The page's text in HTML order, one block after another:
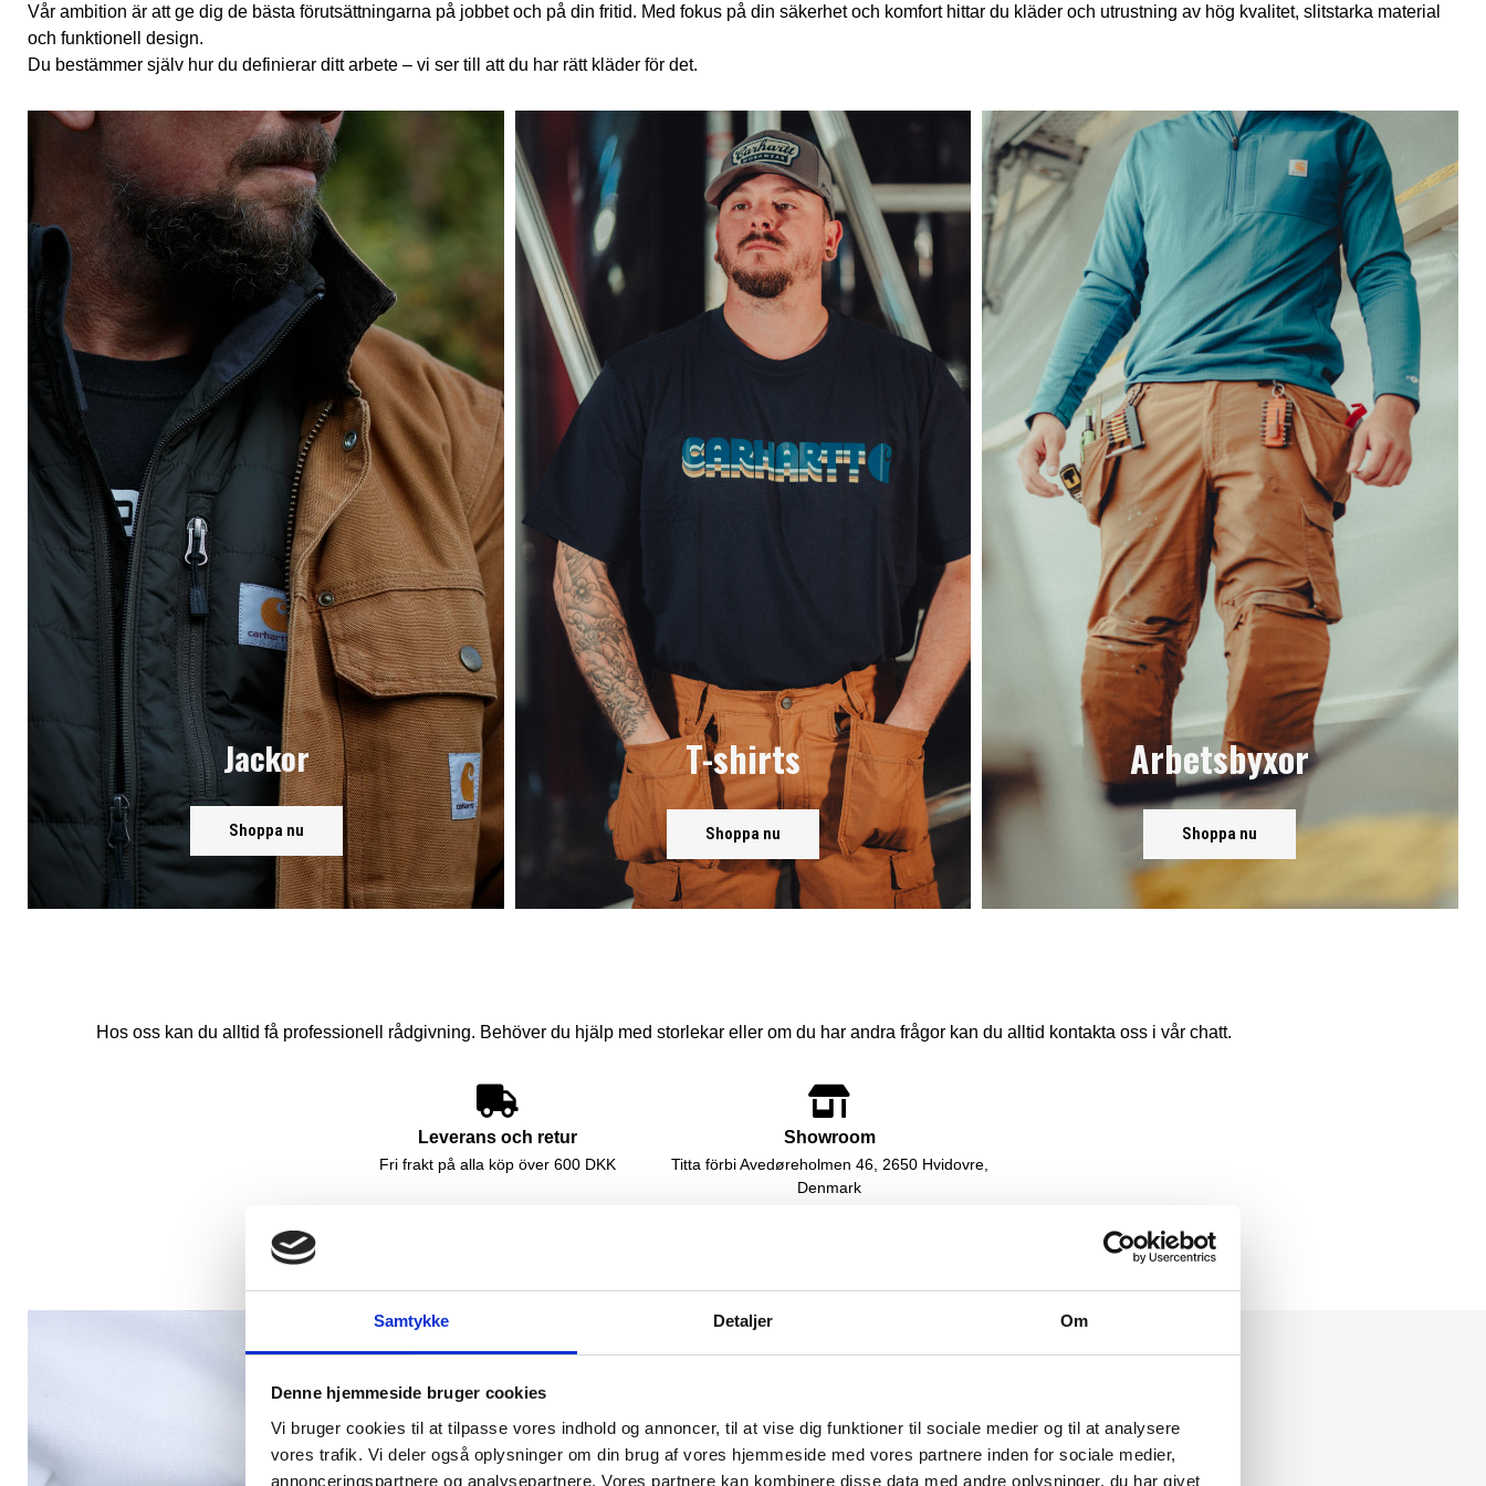
Samtykke Detaljer Om
Denne hjemmeside bruger cookies
Vi bruger cookies til at tilpasse vores indhold og annoncer, til at vise dig funktioner til sociale medier og til at analysere
vores trafik. Vi deler også oplysninger om din brug af vores hjemmeside med vores partnere inden for sociale medier,
annonceringspartnere og analysepartnere. Vores partnere kan kombinere disse data med andre oplysninger, du har givet
Vår ambition är att ge dig de bästa förutsättningarna på jobbet och på din fritid. Med fokus på din säkerhet och komfort hittar du kläder och utrustning av hög kvalitet, slitstarka material
och funktionell design.
Du bestämmer själv hur du definierar ditt arbete – vi ser till att du har rätt kläder för det.
Jackor
Shoppa nu
T-shirts
Shoppa nu
Arbetsbyxor
Shoppa nu
Hos oss kan du alltid få professionell rådgivning. Behöver du hjälp med storlekar eller om du har andra frågor kan du alltid kontakta oss i vår chatt.
Leverans och retur
Fri frakt på alla köp över 600 DKK
Showroom
Titta förbi Avedøreholmen 46, 2650 Hvidovre,
Denmark